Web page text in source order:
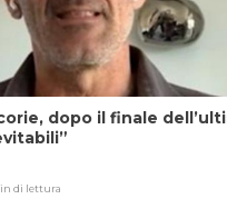
dopo il finale
di lettura